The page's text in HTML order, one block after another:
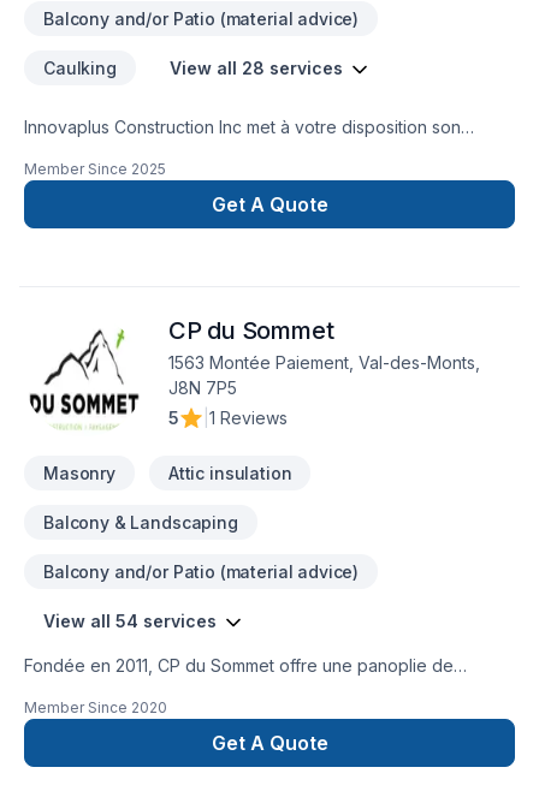
Balcony and/or Patio (material advice)
Caulking View all 28 services
Innovaplus Construction Inc met à votre disposition son
extérieur, pour embellir vos espaces à Eastern
Ontario,Outaouais. Notre mission : concrétiser vos projets tout
en respectant vos exigences, vos délais et votre vision.
Member Since 2025
Get A Quote
CP du Sommet
1563 Montée Paiement, Val-des-Monts,
J8N 7P5
5
1 Reviews
Masonry Attic insulation
Balcony & Landscaping
Balcony and/or Patio (material advice)
View all 54 services
Fondée en 2011, CP du Sommet offre une panoplie de
ainsi qu’en construction de maison neuve. Notre équipe
agis en tant qu’experts-conseils et peut vous aider à réaliser
l’ensemble de vos projets intérieurs et extérieurs allant de la
Member Since 2020
Get A Quote